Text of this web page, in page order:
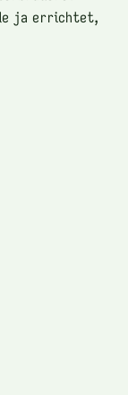
ja errichtet,